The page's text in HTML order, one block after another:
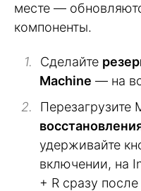
месте —
компоненты.
Сделайте
Machine — на
Перезагрузите
удерживайте
включении, на
+ R сразу после